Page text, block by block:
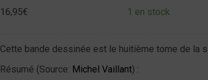
16,95€ 1 en stock
Cette bande dessinée est le huitième tome de la
Résumé (Source: Michel Vaillant) :